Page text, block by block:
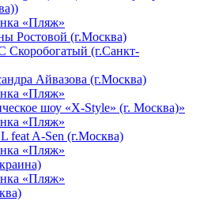
«Пляж»
Ростовой (г.Москва)
(г.Санкт-
Айвазова (г.Москва)
«Пляж»
шоу «X-Style» (г. Москва)»
«Пляж»
feat A-Sen (г.Москва)
«Пляж»
«Пляж»